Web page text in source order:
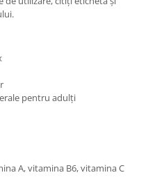
pentru adulți
A, vitamina B6, vitamina C